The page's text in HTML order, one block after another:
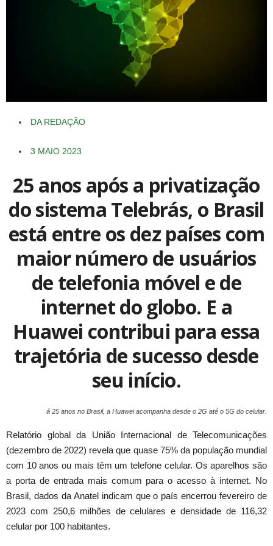
DA REDAÇÃO
3 MAIO 2023
25 anos após a privatização
do sistema Telebrás, o Brasil
está entre os dez países com
maior número de usuários
de telefonia móvel e de
internet do globo. E a
Huawei contribui para essa
trajetória de sucesso desde
seu início.
á 25 anos no Brasil, a Huawei acompanha desde o 2G até o 5G do celular.
Relatório global da União Internacional de Telecomunicações
(dezembro de 2022) revela que quase 75% da população mundial
com 10 anos ou mais têm um telefone celular. Os aparelhos são
a porta de entrada mais comum para o acesso à internet. No
Brasil, dados da Anatel indicam que o país encerrou fevereiro de
2023 com 250,6 milhões de celulares e densidade de 116,32
celular por 100 habitantes.